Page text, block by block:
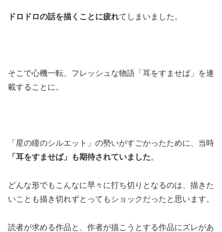
ドロドロの話を描くことに疲れてしまいました。
そこで心機一転、フレッシュな物語「耳をすませば」を連
載することに。
「星の瞳のシルエット」の勢いがすごかったために、当時
「耳をすませば」も期待されていました。
どんな形でもこんなに早々に打ち切りとなるのは、描きた
いことも描き切れずとってもショックだったと思います。
読者が求める作品と、作者が描こうとする作品にズレがあ